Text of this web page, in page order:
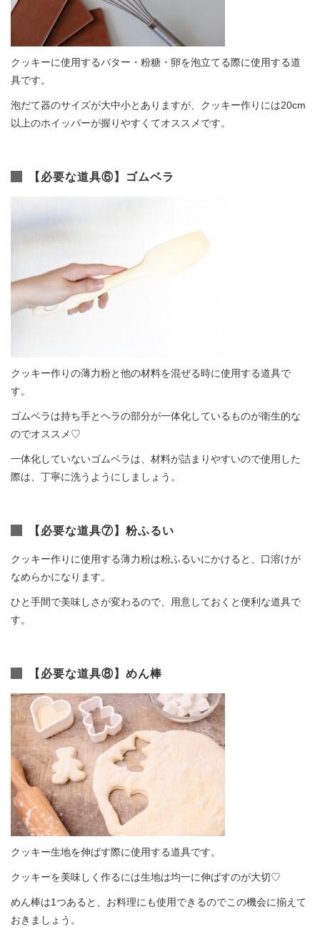
クッキーに使用するバター・粉糖・卵を泡立てる際に使用する道
具です。
泡だて器のサイズが大中小とありますが、クッキー作りには20cm
以上のホイッパーが握りやすくてオススメです。
【必要な道具⑥】ゴムベラ
クッキー作りの薄力粉と他の材料を混ぜる時に使用する道具で
す。
ゴムベラは持ち手とヘラの部分が一体化しているものが衛生的な
のでオススメ♡
一体化していないゴムベラは、材料が詰まりやすいので使用した
際は、丁寧に洗うようにしましょう。
【必要な道具⑦】粉ふるい
クッキー作りに使用する薄力粉は粉ふるいにかけると、口溶けが
なめらかになります。
ひと手間で美味しさが変わるので、用意しておくと便利な道具で
す。
【必要な道具⑧】めん棒
クッキー生地を伸ばす際に使用する道具です。
クッキーを美味しく作るには生地は均一に伸ばすのが大切♡
めん棒は1つあると、お料理にも使用できるのでこの機会に揃えて
おきましょう。